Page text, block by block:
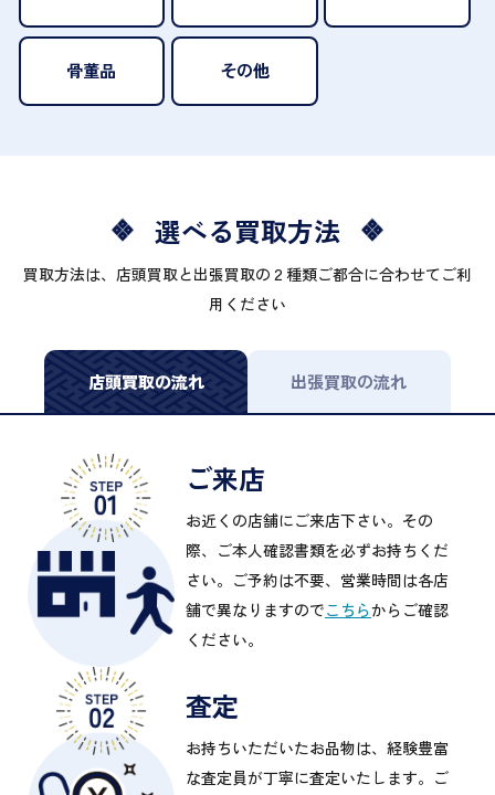
骨董品 その他
選べる買取方法
買取方法は、店頭買取と出張買取の２種類ご都合に合わせてご利
用ください
店頭買取の流れ 出張買取の流れ
ご来店
お近くの店舗にご来店下さい。その
際、ご本人確認書類を必ずお持ちくだ
さい。ご予約は不要、営業時間は各店
舗で異なりますのでこちらからご確認
ください。
査定
お持ちいただいたお品物は、経験豊富
な査定員が丁寧に査定いたします。ご